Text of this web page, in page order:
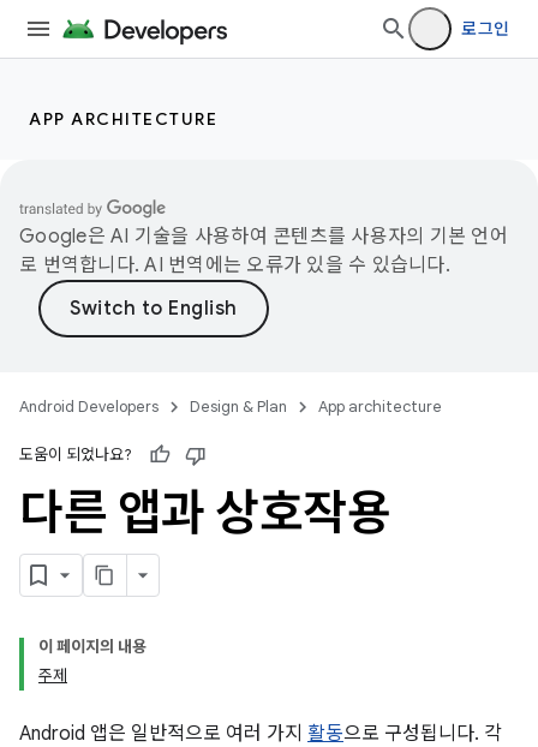
로그인
APP ARCHITECTURE
Google은 AI 기술을 사용하여 콘텐츠를 사용자의 기본 언어
로 번역합니다. AI 번역에는 오류가 있을 수 있습니다.
Android Developers Design & Plan App architecture
도움이 되었나요?
다른 앱과 상호작용
이 페이지의 내용
주제
Android 앱은 일반적으로 여러 가지 활동으로 구성됩니다. 각